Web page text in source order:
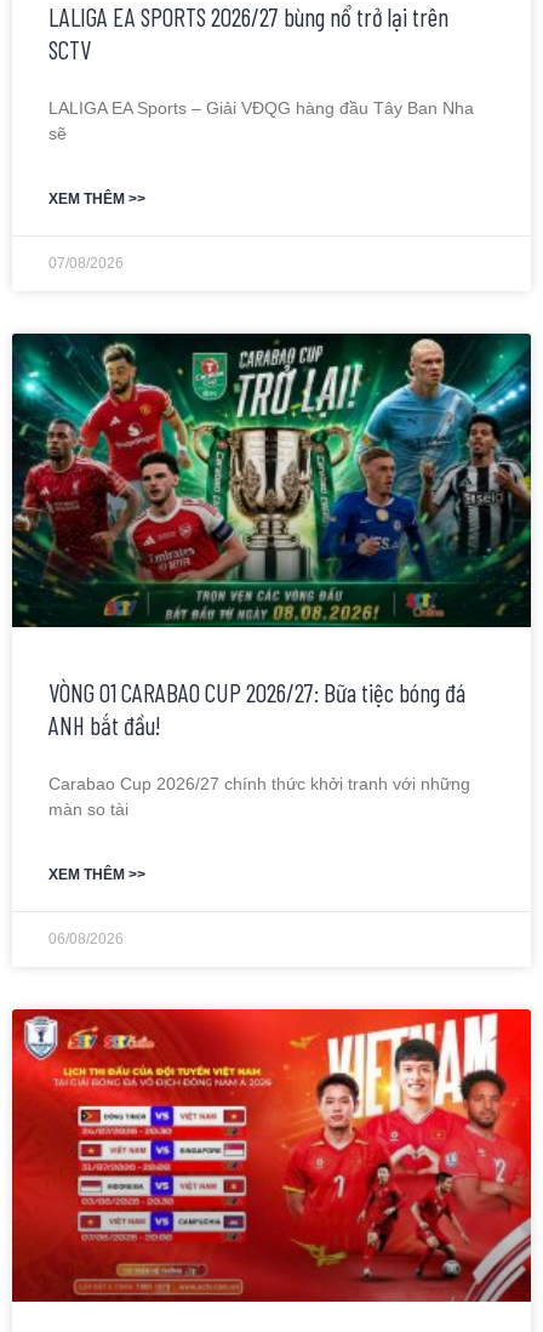
LALIGA EA SPORTS 2026/27 bùng nổ trở lại trên
SCTV
LALIGA EA Sports – Giải VĐQG hàng đầu Tây Ban Nha
sẽ
XEM THÊM >>
07/08/2026
VÒNG 01 CARABAO CUP 2026/27: Bữa tiệc bóng đá
ANH bắt đầu!
Carabao Cup 2026/27 chính thức khởi tranh với những
màn so tài
XEM THÊM >>
06/08/2026